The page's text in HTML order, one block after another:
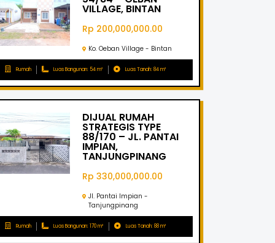
VILLAGE, BINTAN
Rp 200,000,000.00
Ko. Oeban Village - Bintan
Rumah Luas Bangunan: 54 m² Luas Tanah: 84 m²
DIJUAL RUMAH
STRATEGIS TYPE
88/170 – JL. PANTAI
IMPIAN,
TANJUNGPINANG
Rp 330,000,000.00
Jl. Pantai Impian -
Tanjungpinang
Rumah Luas Bangunan: 170 m² Luas Tanah: 88 m²